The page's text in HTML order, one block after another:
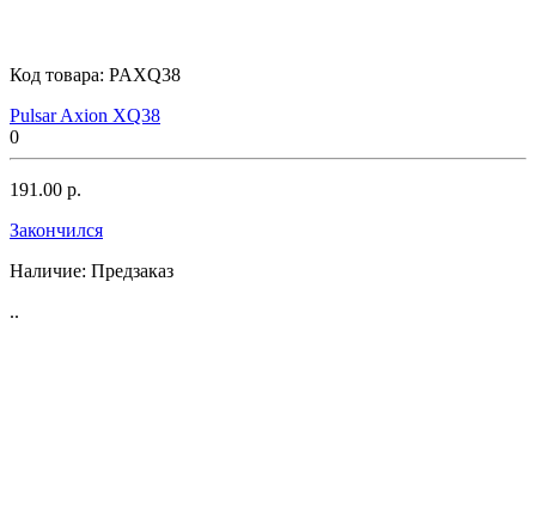
Код товара: PAXQ38
Pulsar Axion XQ38
0
191.00 р.
Закончился
Наличие: Предзаказ
..